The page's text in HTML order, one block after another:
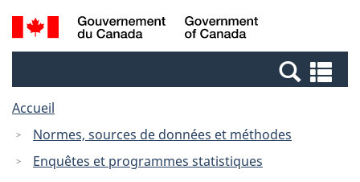
Passer
au
Passer
à
Canada
Recherche
et
et
Accueil
Normes, sources de données et méthodes
Enquêtes et programmes statistiques